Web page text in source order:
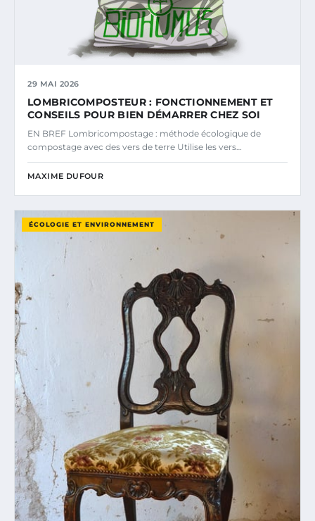
29 MAI 2026
LOMBRICOMPOSTEUR : FONCTIONNEMENT ET
CONSEILS POUR BIEN DÉMARRER CHEZ SOI
EN BREF Lombricompostage : méthode écologique de
compostage avec des vers de terre Utilise les vers…
MAXIME DUFOUR
ÉCOLOGIE ET ENVIRONNEMENT